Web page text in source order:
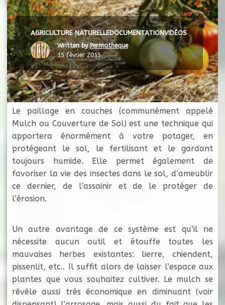
AGRICULTURE NATURELLEDOCUMENTATIONVIDÉOS
Written by Permatheque
15 février 2015
Le paillage en couches (communément appelé
Mulch ou Couverture de Sol) est une technique qui
apportera énormément à votre potager, en
protégeant le sol, le fertilisant et le gardant
toujours humide. Elle permet également de
favoriser la vie des insectes dans le sol, d’ameublir
ce dernier, de l’assainir et de le protéger de
l’érosion.
Un autre avantage de ce système est qu’il ne
nécessite aucun outil et étouffe toutes les
mauvaises herbes existantes: lierre, chiendent,
pissenlit, etc.. Il suffit alors de laisser l’espace aux
plantes que vous souhaitez cultiver. Le mulch se
révèle aussi très économique en diminuant (voir